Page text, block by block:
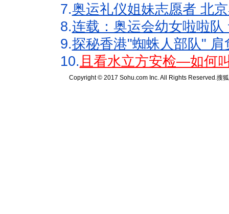
7.奥运礼仪姐妹志愿者 北
8.连载：奥运会幼女啦啦
9.探秘香港"蜘蛛人部队"
10.且看水立方安检—如何
Copyright © 2017 Sohu.com Inc. All Rights Reserved.搜